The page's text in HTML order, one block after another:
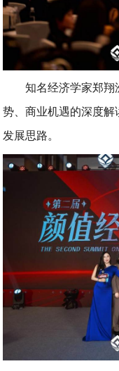
知名经济学家郑翔
势、商业机遇的深度
发展思路。